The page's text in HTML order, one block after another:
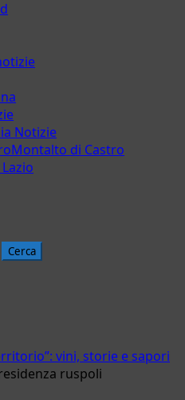
Notizie
Montalto di Castro
vini, storie e sapori